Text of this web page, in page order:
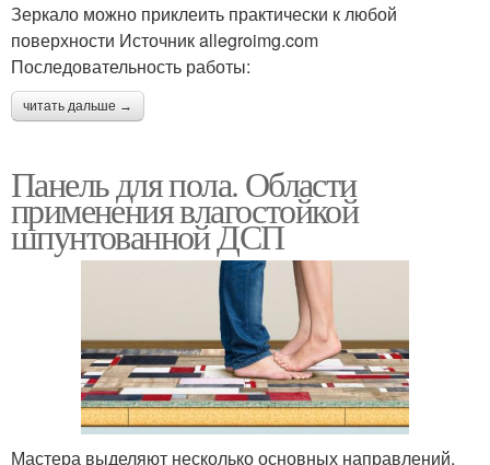
Зеркало можно приклеить практически к любой
поверхности Источник allegroimg.com
Последовательность работы:
читать дальше →
Панель для пола. Области
применения влагостойкой
шпунтованной ДСП
Мастера выделяют несколько основных направлений,